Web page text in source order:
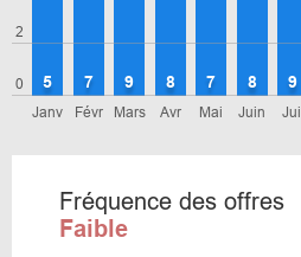
0
2
Janv
5
Févr
7
Mars
9
Avr
8
Mai
7
Juin
8
Juil
9
Fréquence des offres
Faible